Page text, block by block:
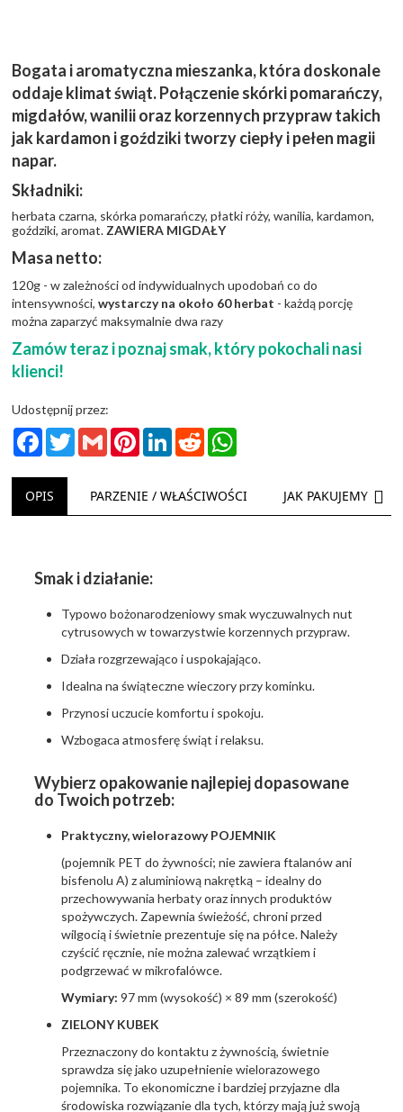
Bogata i aromatyczna mieszanka, która doskonale
oddaje klimat świąt. Połączenie skórki pomarańczy,
migdałów, wanilii oraz korzennych przypraw takich
jak kardamon i goździki tworzy ciepły i pełen magii
napar.
Składniki:
herbata czarna, skórka pomarańczy, płatki róży, wanilia, kardamon,
goździki, aromat. ZAWIERA MIGDAŁY
Masa netto:
120g - w zależności od indywidualnych upodobań co do
intensywności,wystarczy na około 60 herbat - każdą porcję
można zaparzyć maksymalnie dwa razy
Zamów teraz i poznaj smak, który pokochali nasi
klienci!
Udostępnij przez:
FacebookTwitterGmail PinterestLinkedInReddit
OPIS PARZENIE / WŁAŚCIWOŚCI JAK PAKUJEMY
Smak i działanie:
Typowo bożonarodzeniowy smak wyczuwalnych nut
cytrusowych w towarzystwie korzennych przypraw.
Działa rozgrzewająco i uspokajająco.
Idealna na świąteczne wieczory przy kominku.
Przynosi uczucie komfortu i spokoju.
Wzbogaca atmosferę świąt i relaksu.
Wybierz opakowanie najlepiej dopasowane
do Twoich potrzeb:
Praktyczny, wielorazowy POJEMNIK
(pojemnik PET do żywności; nie zawiera ftalanów ani
bisfenolu A) z aluminiową nakrętką – idealny do
przechowywania herbaty oraz innych produktów
spożywczych. Zapewnia świeżość, chroni przed
wilgocią i świetnie prezentuje się na półce. Należy
czyścić ręcznie, nie można zalewać wrzątkiem i
podgrzewać w mikrofalówce.
Wymiary: 97 mm (wysokość) × 89 mm (szerokość)
ZIELONY KUBEK
Przeznaczony do kontaktu z żywnością, świetnie
sprawdza się jako uzupełnienie wielorazowego
pojemnika. To ekonomiczne i bardziej przyjazne dla
środowiska rozwiązanie dla tych, którzy mają już swoją